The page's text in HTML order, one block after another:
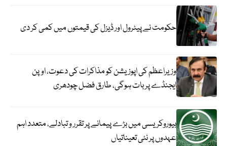
حکومت نے پیٹرول اور ڈیزل کی قیمتوں میں کمی کر دی
وزیراعظم کی اپوزیشن کو مذاکرات کی دعوت، اوپن
ایجنڈے پر بات ہوگی، طارق فضل چودھری
بیوروکریسی میں بڑے پیمانے پر تقرر و تبادلے، متعدد اہم
عہدوں پر نئی تعیناتیاں